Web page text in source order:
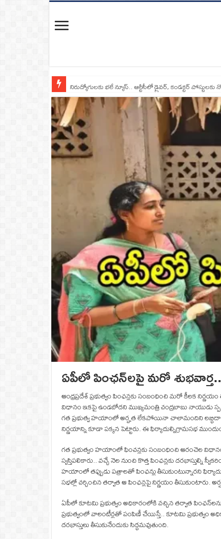
నిరుద్యోగులకు భలే న్యూస్.. ఆర్టీసీలో డ్రైవర్, కండక్టర్‌
ఏపీలో పింఛన్‌లపై మరో
ఆంధ్రప్రదేశ్ ప్రభుత్వం పింఛన్లకు సంబంధించి మరో కీలక
విధానం ఇకపై ఉండబోదని ముఖ్యమంత్రి చంద్రబాబు నాయుడు
గత ప్రభుత్వ హయాంలో అర్హత లేకపోయినా చాలామందిని
నిర్ణయాన్ని కూడా పక్కన పెట్టారు. ఈ ఫిర్యాదుల్నిగ్రామసభ
గత ప్రభుత్వం హయాంలో ఫించన్లకు సంబంధించి ఆరంచెల
స్వస్తిపలికారు.. వచ్చే నెల నుంచి కొత్త పింఛన్లకు దరఖాస్తుల్ని
హయాంలో తప్పుడు పత్రాలతో పింఛన్లు తీసుకుంటున్నారని
సభల్లో చర్చించిన తర్వాత ఆ పింఛన్లపై నిర్ణయం తీసుకుంటారు.
ఏపీలో కూటమి ప్రభుత్వం అధికారంలోకి వచ్చిన తర్వాత
ప్రభుత్వంలో వాలంటీర్లతో పంపిణీ చేయిస్తే.. కూటమి ప్రభుత్వం
దరఖాస్తులు తీసుకునేందుకు సిద్ధమవుతుంది.